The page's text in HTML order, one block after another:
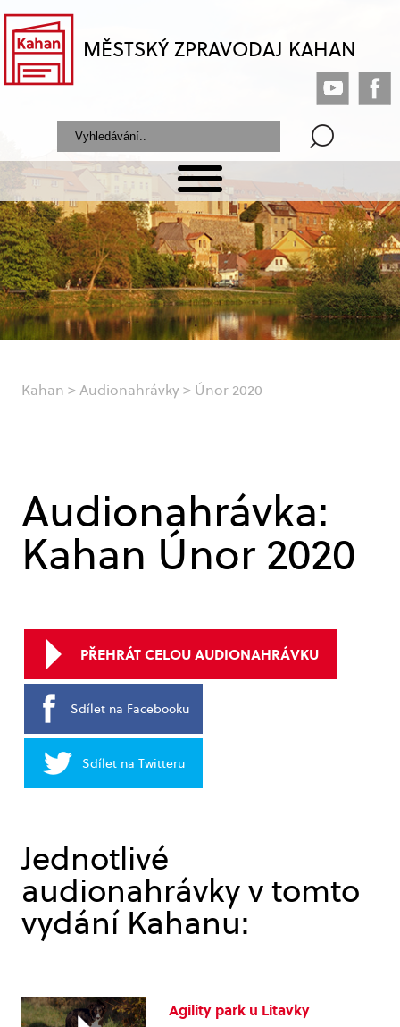
MĚSTSKÝ ZPRAVODAJ KAHAN
Kahan >Audionahrávky> Únor 2020
Audionahrávka:
Kahan Únor 2020
PŘEHRÁT CELOU AUDIONAHRÁVKU
Sdílet na Facebooku
Sdílet na Twitteru
Jednotlivé
audionahrávky v tomto
vydání Kahanu:
Agility park u Litavky